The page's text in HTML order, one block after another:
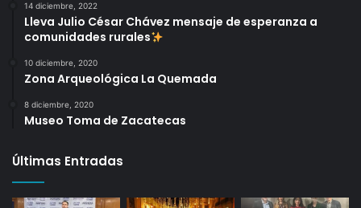
14 diciembre, 2022
Lleva Julio César Chávez mensaje de esperanza a
comunidades rurales
10 diciembre, 2020
Zona Arqueológica La Quemada
8 diciembre, 2020
Museo Toma de Zacatecas
Últimas Entradas